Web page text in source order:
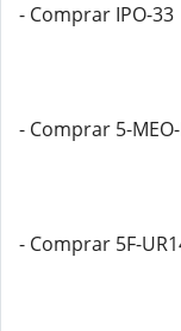
- Comprar IPO-33
- Comprar 5-
- Comprar 5F-